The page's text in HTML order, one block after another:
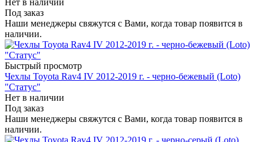
Нет в наличии
Под заказ
Наши менеджеры свяжутся с Вами, когда товар появится в
наличии.
Быстрый просмотр
Чехлы Toyota Rav4 IV 2012-2019 г. - черно-бежевый (Loto)
"Статус"
Нет в наличии
Под заказ
Наши менеджеры свяжутся с Вами, когда товар появится в
наличии.